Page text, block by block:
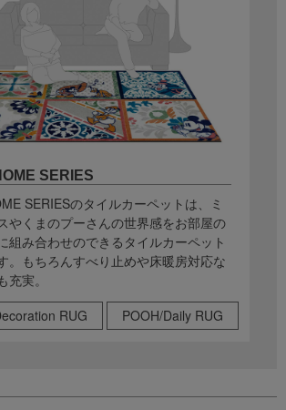
SERIES
SERIESのタイルカーペットは、ミ
やくまのプーさんの世界感をお部屋の
組み合わせのできるタイルカーペット
。もちろんすべり止めや床暖房対応な
充実。
RUG
POOH/Daily RUG